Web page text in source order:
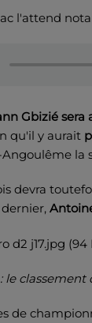
l'attend
Gbizié sera
qu'il y aurait
la
devra
le
de